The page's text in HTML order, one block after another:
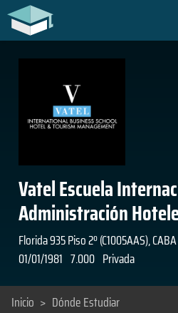
Vatel Escuela
Administración
Florida 935 Piso 2º (C1005AAS),
01/01/1981 7.000 Privada
Inicio > Dónde Estudiar